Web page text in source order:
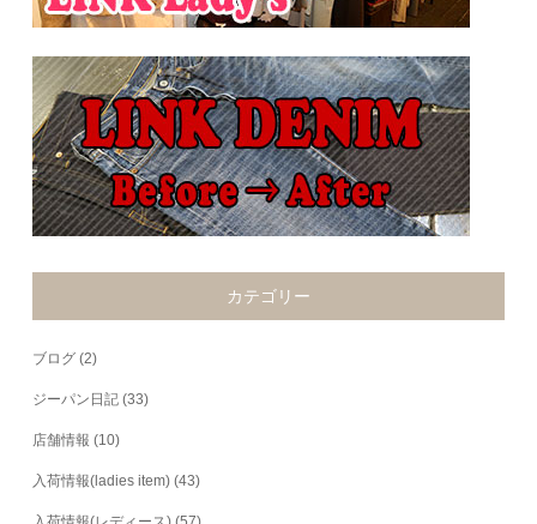
カテゴリー
ブログ (2)
ジーパン日記 (33)
店舗情報 (10)
入荷情報(ladies item) (43)